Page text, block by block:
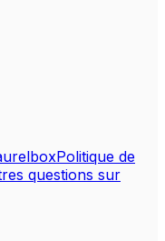
Politique de
questions sur